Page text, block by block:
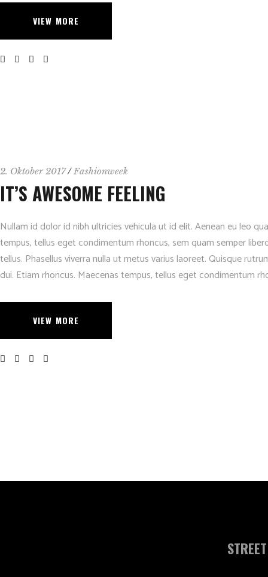
VIEW MORE
2. Oktober 2017 Fashionweek
IT’S AWESOME FEELING
Nullam id dolor id nibh ultricies vehicula ut id elit. Aenean eu leo
tempus, tellus eget condimentum rhoncus, sem quam semper
tellus. Phasellus viverra nulla ut metus varius laoreet. Quisque
dui. Etiam rhoncus. Maecenas tempus, tellus eget condimentum
VIEW MORE